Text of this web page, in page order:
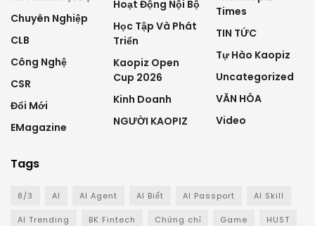
Chuyên Nghiệp
CLB
Công Nghệ
CSR
Đổi Mới
EMagazine
Hoạt Động Nội Bộ
Học Tập Và Phát
Triển
Kaopiz Open
Cup 2026
Kinh Doanh
NGƯỜI KAOPIZ
Times
TIN TỨC
Tự Hào Kaopiz
Uncategorized
VĂN HÓA
Video
Tags
8/3 AI AI Agent AI Biết AI Passport AI Skill
AI Trending BK Fintech Chứng chỉ Game HUST